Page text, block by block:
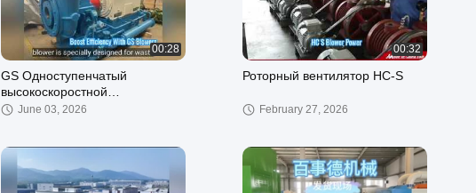
00:28
GS Одноступенчатый
высокоскоростной
центробежный вентилятор
June 03, 2026
00:32
Роторный вентилятор HC-S
February 27, 2026